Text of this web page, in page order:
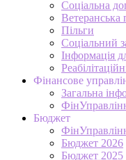
Соціальна
Ветеранська
Пільги
Соціальний
Інформація
Фінансове
Загальна
Бюджет
Бюджет 2026
Бюджет 2025